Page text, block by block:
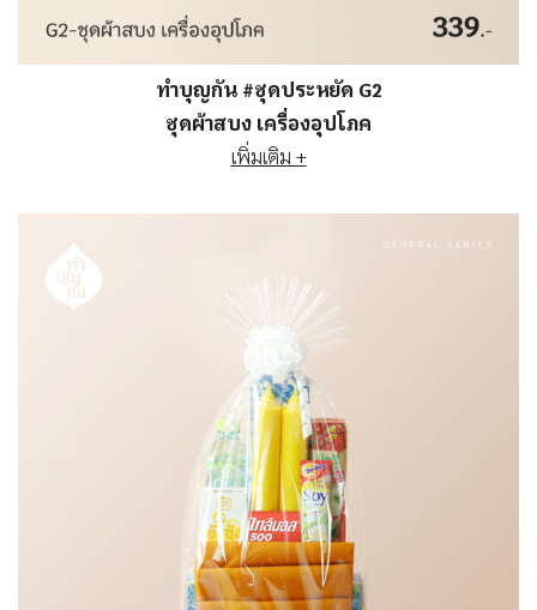
ทำบุญกัน #ชุดประหยัด G2
ชุดผ้าสบง เครื่องอุปโภค
เพิ่มเติม +